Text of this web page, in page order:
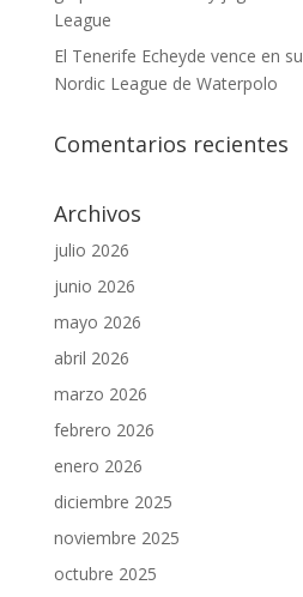
League
El Tenerife Echeyde vence en
Nordic League de Waterpolo
Comentarios recientes
Archivos
julio 2026
junio 2026
mayo 2026
abril 2026
marzo 2026
febrero 2026
enero 2026
diciembre 2025
noviembre 2025
octubre 2025